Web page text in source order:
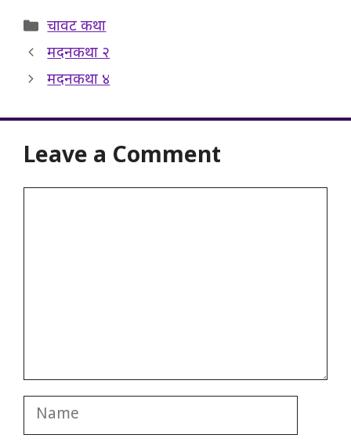
Categories
चावट कथा
मदनकथा २
मदनकथा ४
Leave a Comment
Name